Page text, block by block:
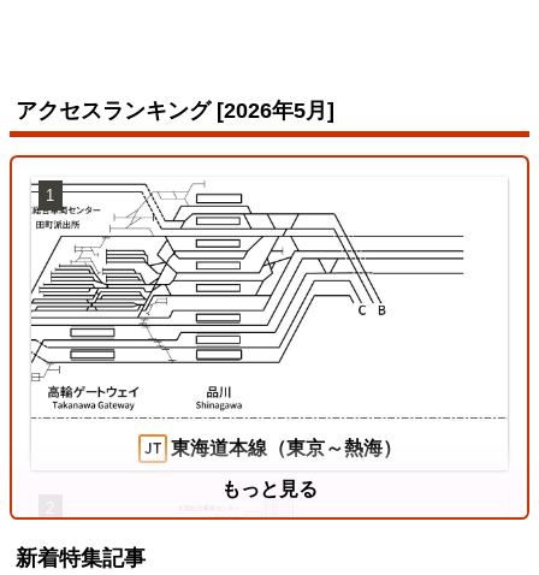
アクセスランキング [2026年5月]
東海道本線（東京～熱海）
1
もっと見る
新着特集記事